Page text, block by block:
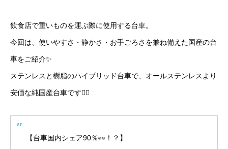
飲食店で重いものを運ぶ際に使用する台車。
今回は、使いやすさ・静かさ・お手ごろさを兼ね備えた国産の台
車をご紹介✨
ステンレスと樹脂のハイブリッド台車で、オールステンレスより
安価な純国産台車です💁‍♀️
【台車国内シェア90％👀！？】